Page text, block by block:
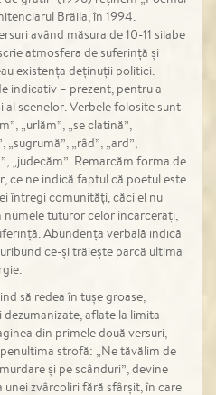
Brăila, în 1994.
având măsura de 10-11 silabe
atmosfera de suferință și
existența deținuții politici.
indicativ – prezent, pentru a
scenelor. Verbele folosite sunt
„urlăm”, „se clatină”,
„sugrumă”, „râd”, „ard”,
„judecăm”. Remarcăm forma de
ce ne indică faptul că poetul este
întregi comunități, căci el nu
tuturor celor încarcerați,
Abundența verbală indică
ce-și trăiește parcă ultima
să redea în tușe groase,
aflate la limita
din primele două versuri,
strofă: „Ne tăvălim de
și pe scânduri”, devine
unei zvârcoliri fără sfârșit, în care